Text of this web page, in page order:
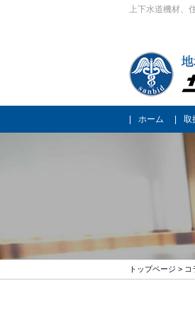
上下水道機材
ホーム 取
トップページ > コ